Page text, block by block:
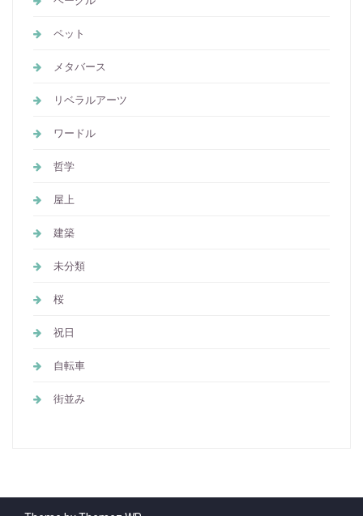
ペット
メタバース
リベラルアーツ
ワードル
哲学
屋上
建築
未分類
桜
祝日
自転車
街並み